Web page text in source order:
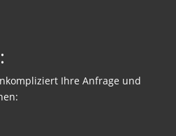
Ihre Anfrage und